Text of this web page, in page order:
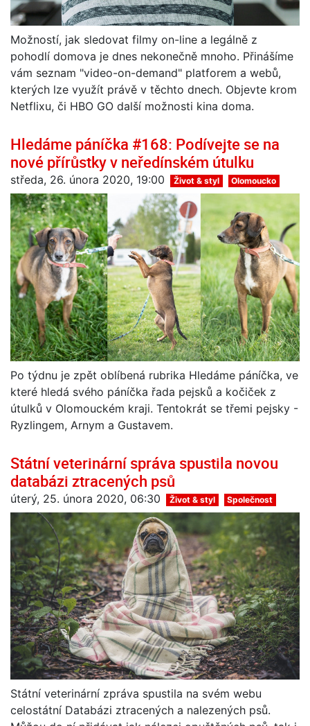
Možností, jak sledovat filmy on-line a legálně z
pohodlí domova je dnes nekonečně mnoho. Přinášíme
vám seznam "video-on-demand" platforem a webů,
kterých lze využít právě v těchto dnech. Objevte krom
Netflixu, či HBO GO další možnosti kina doma.
Hledáme páníčka #168: Podívejte se na
nové přírůstky v neředínském útulku
středa, 26. února 2020, 19:00 Život & styl Olomoucko
Po týdnu je zpět oblíbená rubrika Hledáme páníčka, ve
které hledá svého páníčka řada pejsků a kočiček z
útulků v Olomouckém kraji. Tentokrát se třemi pejsky -
Ryzlingem, Arnym a Gustavem.
Státní veterinární správa spustila novou
databázi ztracených psů
úterý, 25. února 2020, 06:30 Život & styl Společnost
Státní veterinární zpráva spustila na svém webu
celostátní Databázi ztracených a nalezených psů.